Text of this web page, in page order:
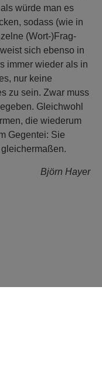
würde man es
sodass (wie in
(Wort-)Frag-
sich ebenso in
immer wieder als in
nur keine
zu sein. Zwar muss
Gleichwohl
die wiederum
Gegentei: Sie
Björn Hayer